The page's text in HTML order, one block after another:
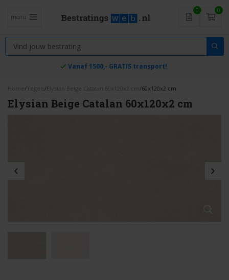
menu
0 0
Vanaf 1500,- GRATIS transport!
Home / Tegels /Elysian Beige Catalan 60x120x2 cm /60x120x2 cm
Elysian Beige Catalan 60x120x2 cm